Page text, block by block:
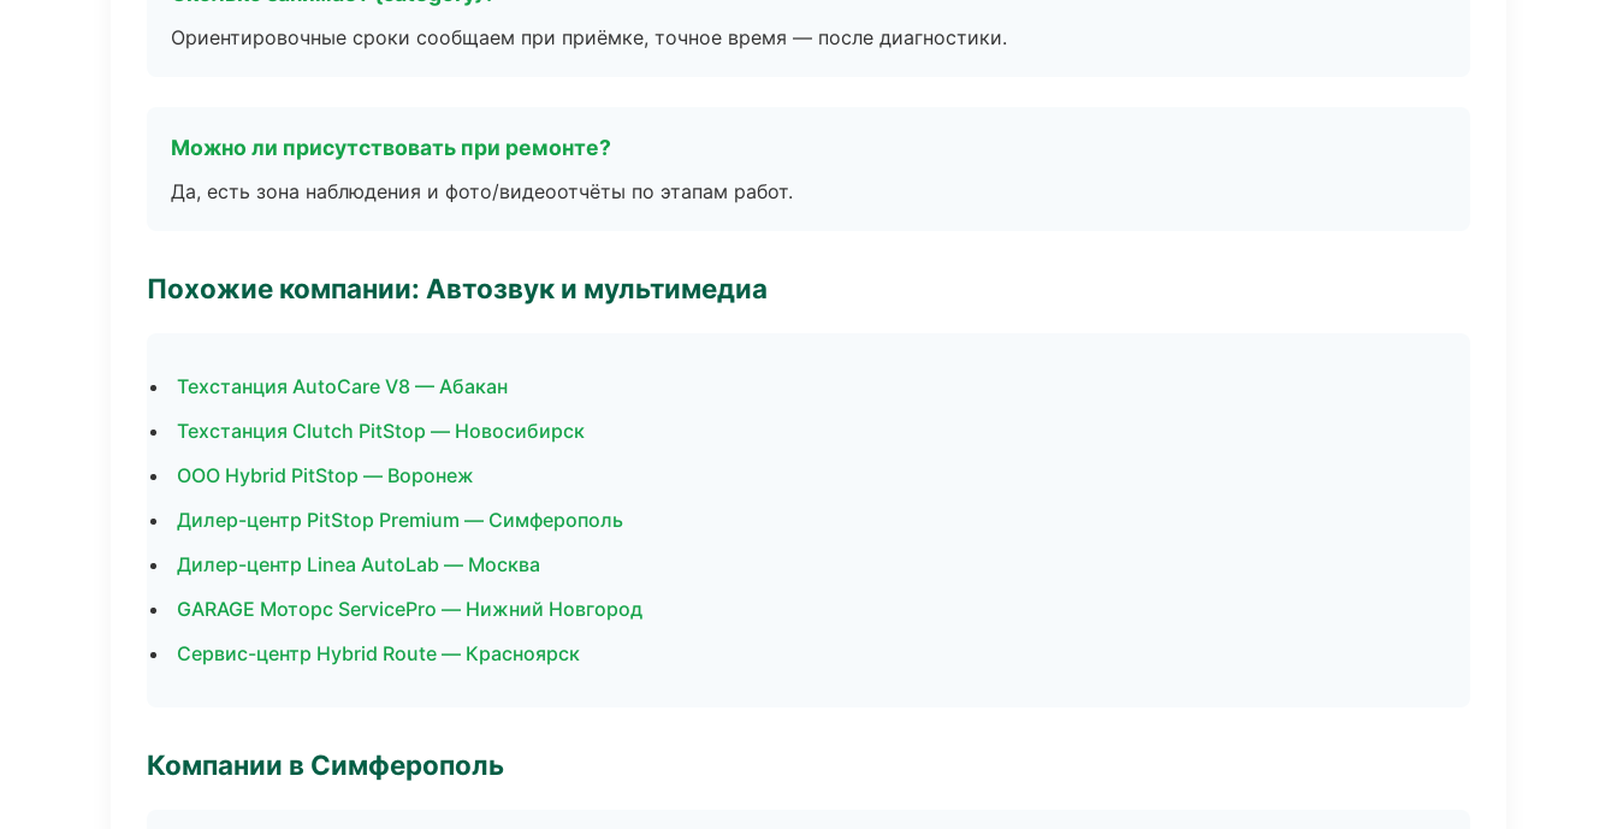
Ориентировочные сроки сообщаем при приёмке, точное время — после диагностики.
Можно ли присутствовать при ремонте?
Да, есть зона наблюдения и фото/видеоотчёты по этапам работ.
Похожие компании: Автозвук и мультимедиа
Техстанция AutoCare V8 — Абакан
Техстанция Clutch PitStop — Новосибирск
ООО Hybrid PitStop — Воронеж
Дилер-центр PitStop Premium — Симферополь
Дилер-центр Linea AutoLab — Москва
GARAGE Моторс ServicePro — Нижний Новгород
Сервис-центр Hybrid Route — Красноярск
Компании в Симферополь